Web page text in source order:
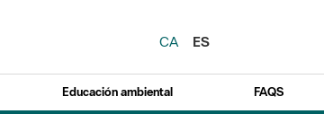
CA
ES
Educación ambiental FAQS